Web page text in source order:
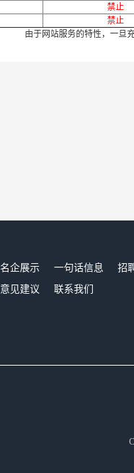
禁止
禁止
由于网站服务的特性，一旦
名企展示 一句话信息 招
意见建议 联系我们